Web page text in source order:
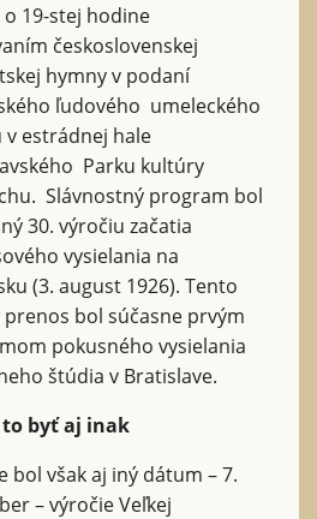
19-stej hodine
československej
hymny v podaní
ľudového umeleckého
estrádnej hale
Parku kultúry
Slávnostný program bol
30. výročiu začatia
vysielania na
(3. august 1926). Tento
bol súčasne prvým
pokusného vysielania
štúdia v Bratislave.
byť aj inak
však aj iný dátum – 7.
– výročie Veľkej